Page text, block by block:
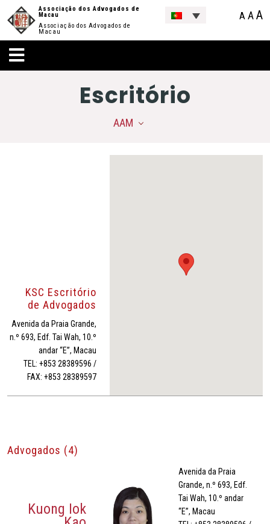
Associação dos Advogados de
Macau
Associação dos Advogados de
Macau
A AA
Escritório
AAM
KSC Escritório
de Advogados
Avenida da Praia Grande,
n.º 693, Edf. Tai Wah, 10.º
andar “E”, Macau
TEL: +853 28389596 /
FAX: +853 28389597
Advogados (4)
Kuong Iok
Avenida da Praia
Grande, n.º 693, Edf.
Tai Wah, 10.º andar
“E”, Macau